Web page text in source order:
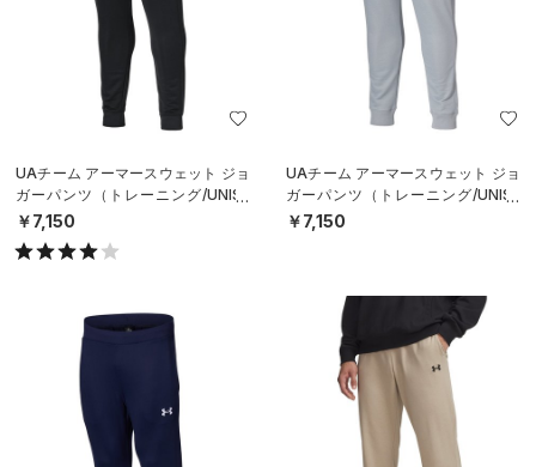
UAチーム アーマースウェット ジョ
ガーパンツ（トレーニング/UNISE
X）
￥7,150
UAチーム アーマースウェット ジョ
ガーパンツ（トレーニング/UNISE
X）
￥7,150